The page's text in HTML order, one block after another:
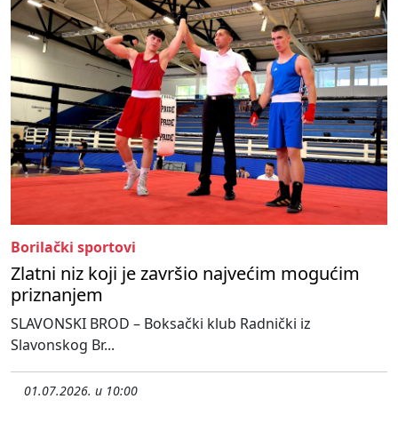
Borilački sportovi
Zlatni niz koji je završio najvećim mogućim
priznanjem
SLAVONSKI BROD – Boksački klub Radnički iz
Slavonskog Br...
01.07.2026. u 10:00